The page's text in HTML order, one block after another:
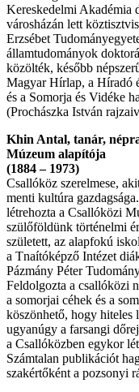
Kereskedelmi Akadémia
városházán lett
Erzsébet
államtudományok
közölték, később
Magyar Hírlap, a Híradó
és a Somorja és Vidéke
(Prochászka István
Khin Antal, tanár,
Múzeum alapítója
(1884 – 1973)
Csallóköz szerelmese,
menti kultúra
létrehozta a Csallóközi
szülőföldünk történelmi
született, az alapfokú
a Tnaítóképző Intézet
Pázmány Péter
Feldolgozta a csallóközi
a somorjai céhek és a
köszönhető, hogy hiteles
ugyanúgy a farsangi
a Csallóközben egykor
Számtalan publikációt
szakértőként a pozsonyi